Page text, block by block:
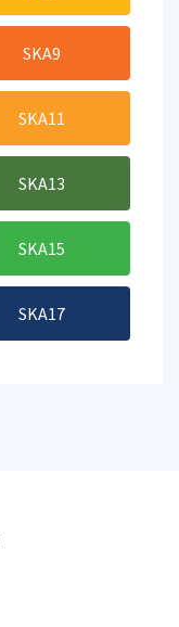
SKA9
SKA11
SKA13
SKA15
SKA17